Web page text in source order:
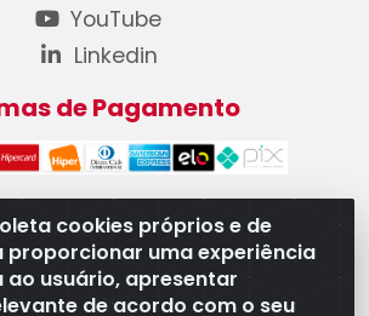
cookies próprios e de
proporcionar uma experiência
ao usuário, apresentar
de acordo com o seu
YouTube
Linkedin
de Pagamento
Automotivos LTDA - CNPJ
12 - Rua do Níquel, 667 - Parque
Goiânia/GO - CEP 74375-660